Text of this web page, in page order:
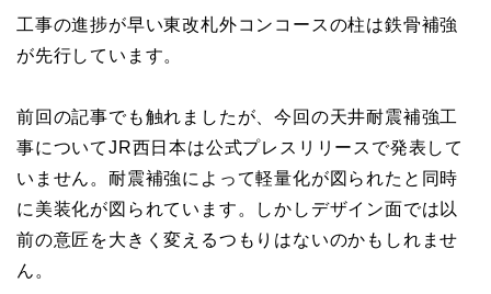
工事の進捗が早い東改札外コンコースの柱は鉄骨補強
が先行しています。
前回の記事でも触れましたが、今回の天井耐震補強工
事についてJR西日本は公式プレスリリースで発表して
いません。耐震補強によって軽量化が図られたと同時
に美装化が図られています。しかしデザイン面では以
前の意匠を大きく変えるつもりはないのかもしれませ
ん。